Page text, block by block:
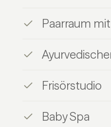
Paarraum
Frisörstudio
Baby Spa